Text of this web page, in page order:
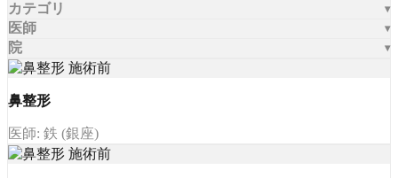
カテゴリ
医師
院
鼻整形
医師: 鉄 (銀座)